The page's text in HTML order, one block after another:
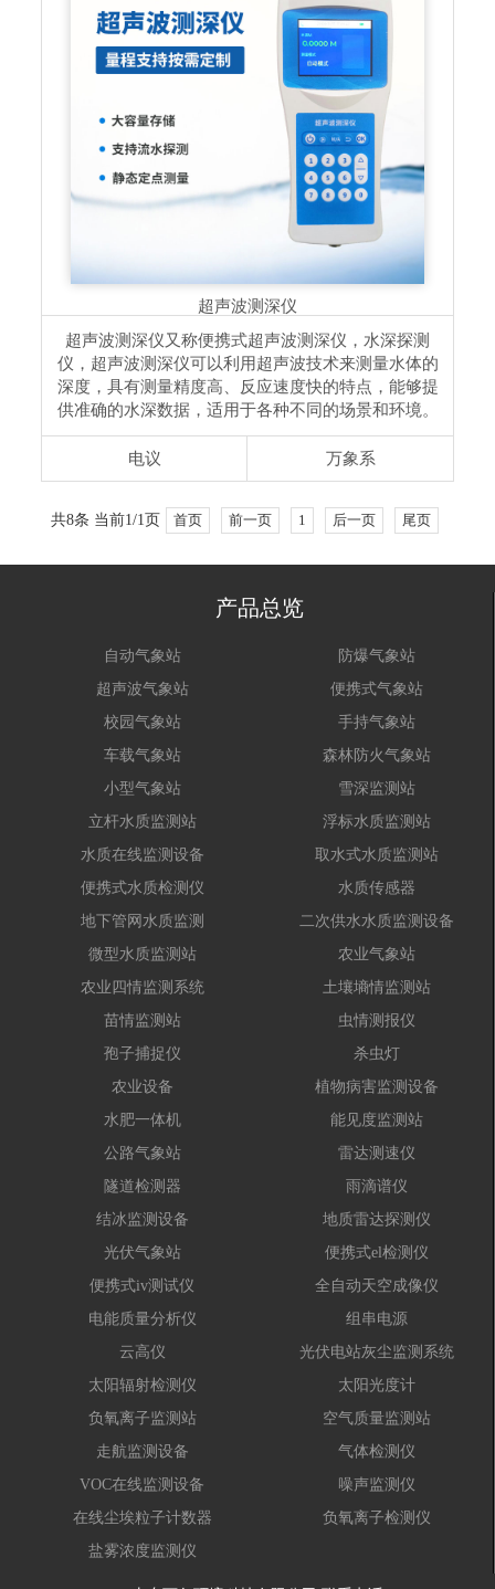
超声波测深仪
超声波测深仪又称便携式超声波测深仪，水深探测
仪，超声波测深仪可以利用超声波技术来测量水体的
深度，具有测量精度高、反应速度快的特点，能够提
供准确的水深数据，适用于各种不同的场景和环境。
电议 万象系
共8条 当前1/1页 首页 前一页 1 后一页 尾页
产品总览
自动气象站
防爆气象站
超声波气象站
便携式气象站
校园气象站
手持气象站
车载气象站
森林防火气象站
小型气象站
雪深监测站
立杆水质监测站
浮标水质监测站
水质在线监测设备
取水式水质监测站
便携式水质检测仪
水质传感器
地下管网水质监测
二次供水水质监测设备
微型水质监测站
农业气象站
农业四情监测系统
土壤墒情监测站
苗情监测站
虫情测报仪
孢子捕捉仪
杀虫灯
农业设备
植物病害监测设备
水肥一体机
能见度监测站
公路气象站
雷达测速仪
隧道检测器
雨滴谱仪
结冰监测设备
地质雷达探测仪
光伏气象站
便携式el检测仪
便携式iv测试仪
全自动天空成像仪
电能质量分析仪
组串电源
云高仪
光伏电站灰尘监测系统
太阳辐射检测仪
太阳光度计
负氧离子监测站
空气质量监测站
走航监测设备
气体检测仪
VOC在线监测设备
噪声监测仪
在线尘埃粒子计数器
负氧离子检测仪
盐雾浓度监测仪